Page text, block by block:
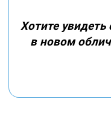
Хотите увидеть
в новом